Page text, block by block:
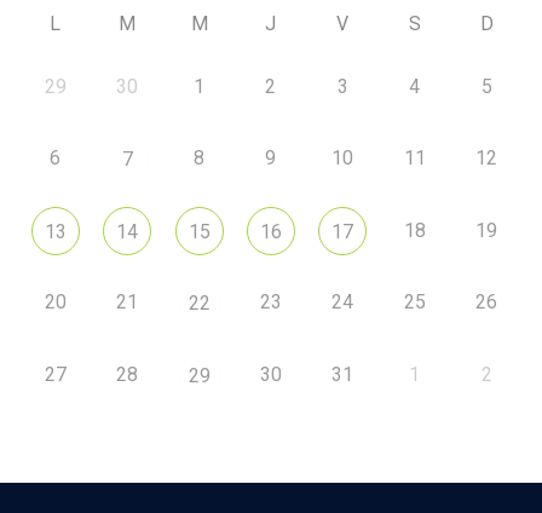
L M M J V S D
29 30 1 2 3 4 5
6 7 8 9 10 11 12
13 14 15 16 17 18 19
20 21 22 23 24 25 26
27 28 29 30 31 1 2